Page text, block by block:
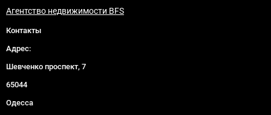
Агентство недвижимости BFS
Контакты
Адрес:
Шевченко проспект, 7
65044
Одесса